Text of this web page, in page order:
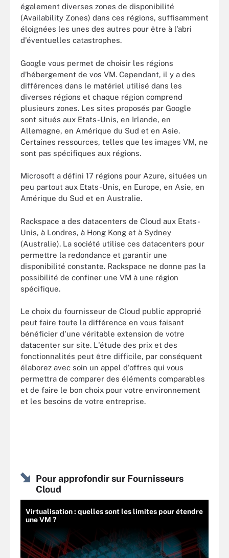
également diverses zones de disponibilité
(Availability Zones) dans ces régions, suffisamment
éloignées les unes des autres pour être à l'abri
d'éventuelles catastrophes.
Google vous permet de choisir les régions
d'hébergement de vos VM. Cependant, il y a des
différences dans le matériel utilisé dans les
diverses régions et chaque région comprend
plusieurs zones. Les sites proposés par Google
sont situés aux Etats-Unis, en Irlande, en
Allemagne, en Amérique du Sud et en Asie.
Certaines ressources, telles que les images VM, ne
sont pas spécifiques aux régions.
Microsoft a défini 17 régions pour Azure, situées un
peu partout aux Etats-Unis, en Europe, en Asie, en
Amérique du Sud et en Australie.
Rackspace a des datacenters de Cloud aux Etats-
Unis, à Londres, à Hong Kong et à Sydney
(Australie). La société utilise ces datacenters pour
permettre la redondance et garantir une
disponibilité constante. Rackspace ne donne pas la
possibilité de confiner une VM à une région
spécifique.
Le choix du fournisseur de Cloud public approprié
peut faire toute la différence en vous faisant
bénéficier d'une véritable extension de votre
datacenter sur site. L'étude des prix et des
fonctionnalités peut être difficile, par conséquent
élaborez avec soin un appel d'offres qui vous
permettra de comparer des éléments comparables
et de faire le bon choix pour votre environnement
et les besoins de votre entreprise.
Pour approfondir sur Fournisseurs
Cloud
Virtualisation : quelles sont les limites pour étendre
une VM ?